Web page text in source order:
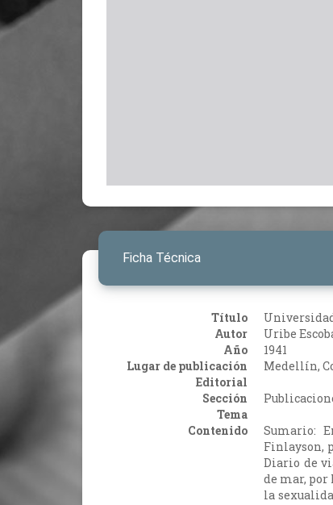
Ficha Técnica
Título
Autor
Uribe
Año
1941
Lugar de publicación
Medellín,
Editorial
Sección
Tema
Contenido
Sumario:
Finlayson,
Diario de
de mar,
la